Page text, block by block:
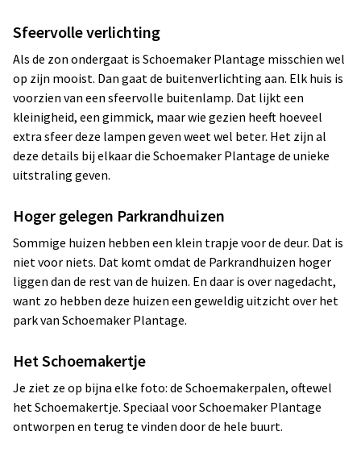
Sfeervolle verlichting
Als de zon ondergaat is Schoemaker Plantage misschien wel
op zijn mooist. Dan gaat de buitenverlichting aan. Elk huis is
voorzien van een sfeervolle buitenlamp. Dat lijkt een
kleinigheid, een gimmick, maar wie gezien heeft hoeveel
extra sfeer deze lampen geven weet wel beter. Het zijn al
deze details bij elkaar die Schoemaker Plantage de unieke
uitstraling geven.
Hoger gelegen Parkrandhuizen
Sommige huizen hebben een klein trapje voor de deur. Dat is
niet voor niets. Dat komt omdat de Parkrandhuizen hoger
liggen dan de rest van de huizen. En daar is over nagedacht,
want zo hebben deze huizen een geweldig uitzicht over het
park van Schoemaker Plantage.
Het Schoemakertje
Je ziet ze op bijna elke foto: de Schoemakerpalen, oftewel
het Schoemakertje. Speciaal voor Schoemaker Plantage
ontworpen en terug te vinden door de hele buurt.